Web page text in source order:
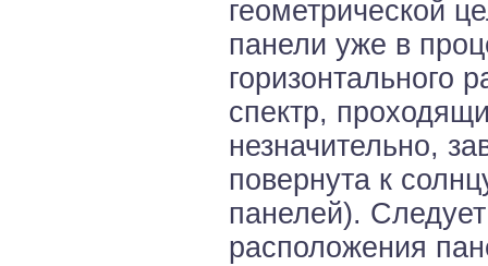
геометрической
панели уже в
горизонтального
спектр,
незначительно,
повернута к
панелей).
расположения